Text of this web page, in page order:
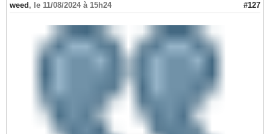
weed , le 11/08/2024 à 15h24 #127